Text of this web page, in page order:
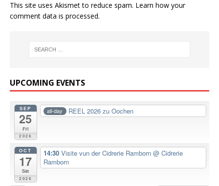
This site uses Akismet to reduce spam. Learn how your
comment data is processed.
UPCOMING EVENTS
SEP
25
Fri
2026
all-day REEL 2026 zu Oochen
OCT
17
Sat
2026
14:30 Visite vun der Cidrerie Ramborn @ Cidrerie
Ramborn